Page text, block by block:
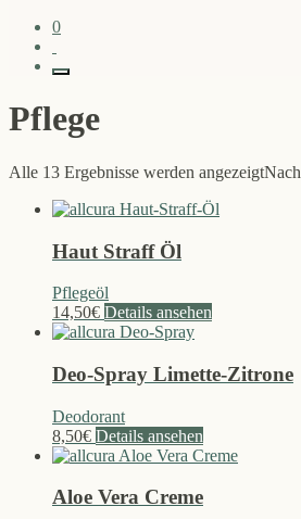
0
Pflege
Alle 13 Ergebnisse werden angezeigt
Haut Straff Öl
Pflegeöl
14,50€ Details ansehen
Deo-Spray Limette-Zitrone
Deodorant
8,50€ Details ansehen
Aloe Vera Creme